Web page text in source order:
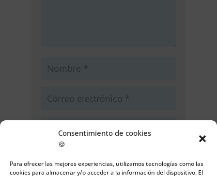
Consentimiento de cookies
🍪
Para ofrecer las mejores experiencias, utilizamos tecnologías como las
cookies para almacenar y/o acceder a la información del dispositivo. El
electrónico y web en este navegador
para la próxima vez que comente.